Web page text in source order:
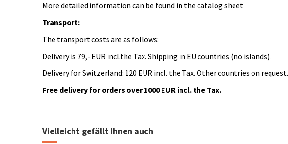
More detailed information can be found in the catalog sheet
Transport:
The transport costs are as follows:
Delivery is 79,- EUR incl.the Tax. Shipping in EU countries (no islands).
Delivery for Switzerland: 120 EUR incl. the Tax. Other countries on request.
Free delivery for orders over 1000 EUR incl. the Tax.
Vielleicht gefällt Ihnen auch